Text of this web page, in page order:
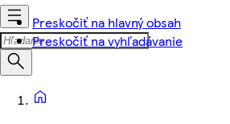
Preskočiť na hlavný obsah
Preskočiť na vyhľadávanie